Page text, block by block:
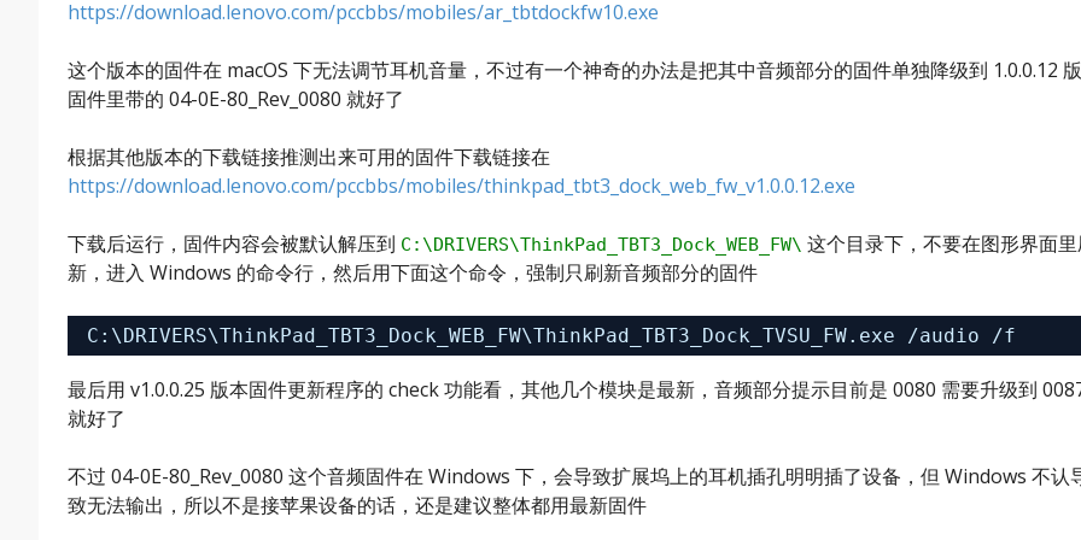
https://download.lenovo.com/pccbbs/mobiles/ar_tbtdockfw10.exe
这个版本的固件在 macOS 下无法调节耳机音量，不过有一个神奇的办法是把其中音频部分的固件单独降级到 1.0.0.12
固件里带的 04-0E-80_Rev_0080 就好了
根据其他版本的下载链接推测出来可用的固件下载链接在
https://download.lenovo.com/pccbbs/mobiles/thinkpad_tbt3_dock_web_fw_v1.0.0.12.exe
下载后运行，固件内容会被默认解压到 C:\DRIVERS\ThinkPad_TBT3_Dock_WEB_FW\ 这个目录下，不要在图形界面里
新，进入 Windows 的命令行，然后用下面这个命令，强制只刷新音频部分的固件
C:\DRIVERS\ThinkPad_TBT3_Dock_WEB_FW\ThinkPad_TBT3_Dock_TVSU_FW.exe /audio /f
最后用 v1.0.0.25 版本固件更新程序的 check 功能看，其他几个模块是最新，音频部分提示目前是 0080 需要升级到
就好了
不过 04-0E-80_Rev_0080 这个音频固件在 Windows 下，会导致扩展坞上的耳机插孔明明插了设备，但 Windows 不认
致无法输出，所以不是接苹果设备的话，还是建议整体都用最新固件